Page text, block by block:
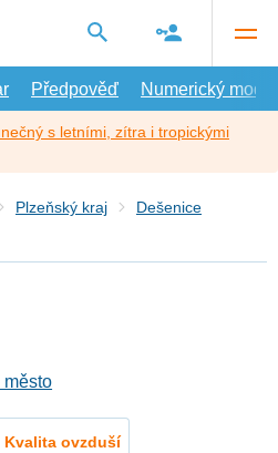
Předpověď Numerický model
s letními, zítra i tropickými
Plzeňský kraj
Dešenice
město
Kvalita ovzduší